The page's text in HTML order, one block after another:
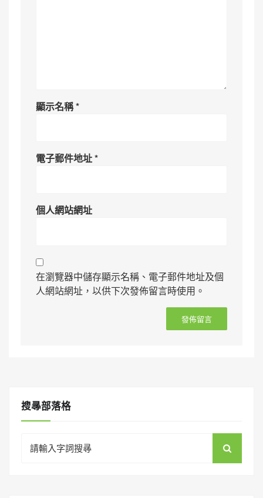
顯示名稱*
電子郵件地址*
個人網站網址
在瀏覽器中儲存顯示名稱、電子郵件地址及個
人網站網址，以供下次發佈留言時使用。
搜㝷部落格
for: